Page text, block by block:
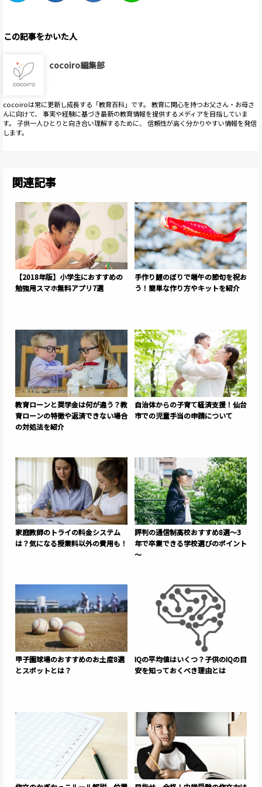
この記事をかいた人
cocoiro編集部
cocoiroは常に更新し成長する「教育百科」です。 教育に関心を持つお父さん・お母さ
んに向けて、 事実や経験に基づき最新の教育情報を提供するメディアを目指していま
す。 子供一人ひとりと向き合い理解するために、 信頼性が高く分かりやすい情報を発信
します。
関連記事
【2018年版】小学生におすすめの
勉強用スマホ無料アプリ7選
手作り鯉のぼりで端午の節句を祝お
う！簡単な作り方やキットを紹介
教育ローンと奨学金は何が違う？教
育ローンの特徴や返済できない場合
の対処法を紹介
自治体からの子育て経済支援！仙台
市での児童手当の申請について
家庭教師のトライの料金システム
は？気になる授業料以外の費用も！
評判の通信制高校おすすめ8選～3
年で卒業できる学校選びのポイント
～
甲子園球場のおすすめのお土産8選
とスポットとは？
IQの平均値はいくつ？子供のIQの目
安を知っておくべき理由とは